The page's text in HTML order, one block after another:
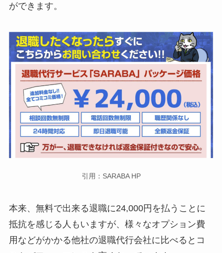
ができます。
引用：SARABA HP
本来、無料で出来る退職に24,000円を払うことに
抵抗を感じる人もいますが、様々なオプション費
用などがかかる他社の退職代行会社に比べるとコ